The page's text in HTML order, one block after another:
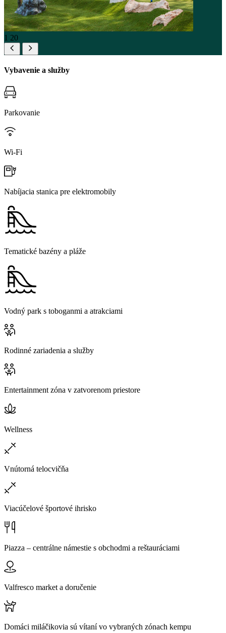
1 20
Vybavenie a služby
Parkovanie
Wi-Fi
Nabíjacia stanica pre elektromobily
Tematické bazény a pláže
Vodný park s toboganmi a atrakciami
Rodinné zariadenia a služby
Entertainment zóna v zatvorenom priestore
Wellness
Vnútorná telocvičňa
Viacúčelové športové ihrisko
Piazza – centrálne námestie s obchodmi a reštauráciami
Valfresco market a doručenie
Domáci miláčikovia sú vítaní vo vybraných zónach kempu